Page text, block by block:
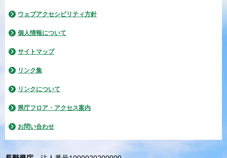
ウェブアクセシビリティ方針
個人情報について
サイトマップ
リンク集
リンクについて
県庁フロア・アクセス案内
お問い合わせ